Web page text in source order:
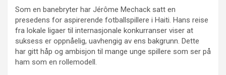
Som en banebryter har Jérôme Mechack satt en
presedens for aspirerende fotballspillere i Haiti. Hans reise
fra lokale ligaer til internasjonale konkurranser viser at
suksess er oppnåelig, uavhengig av ens bakgrunn. Dette
har gitt håp og ambisjon til mange unge spillere som ser på
ham som en rollemodell.